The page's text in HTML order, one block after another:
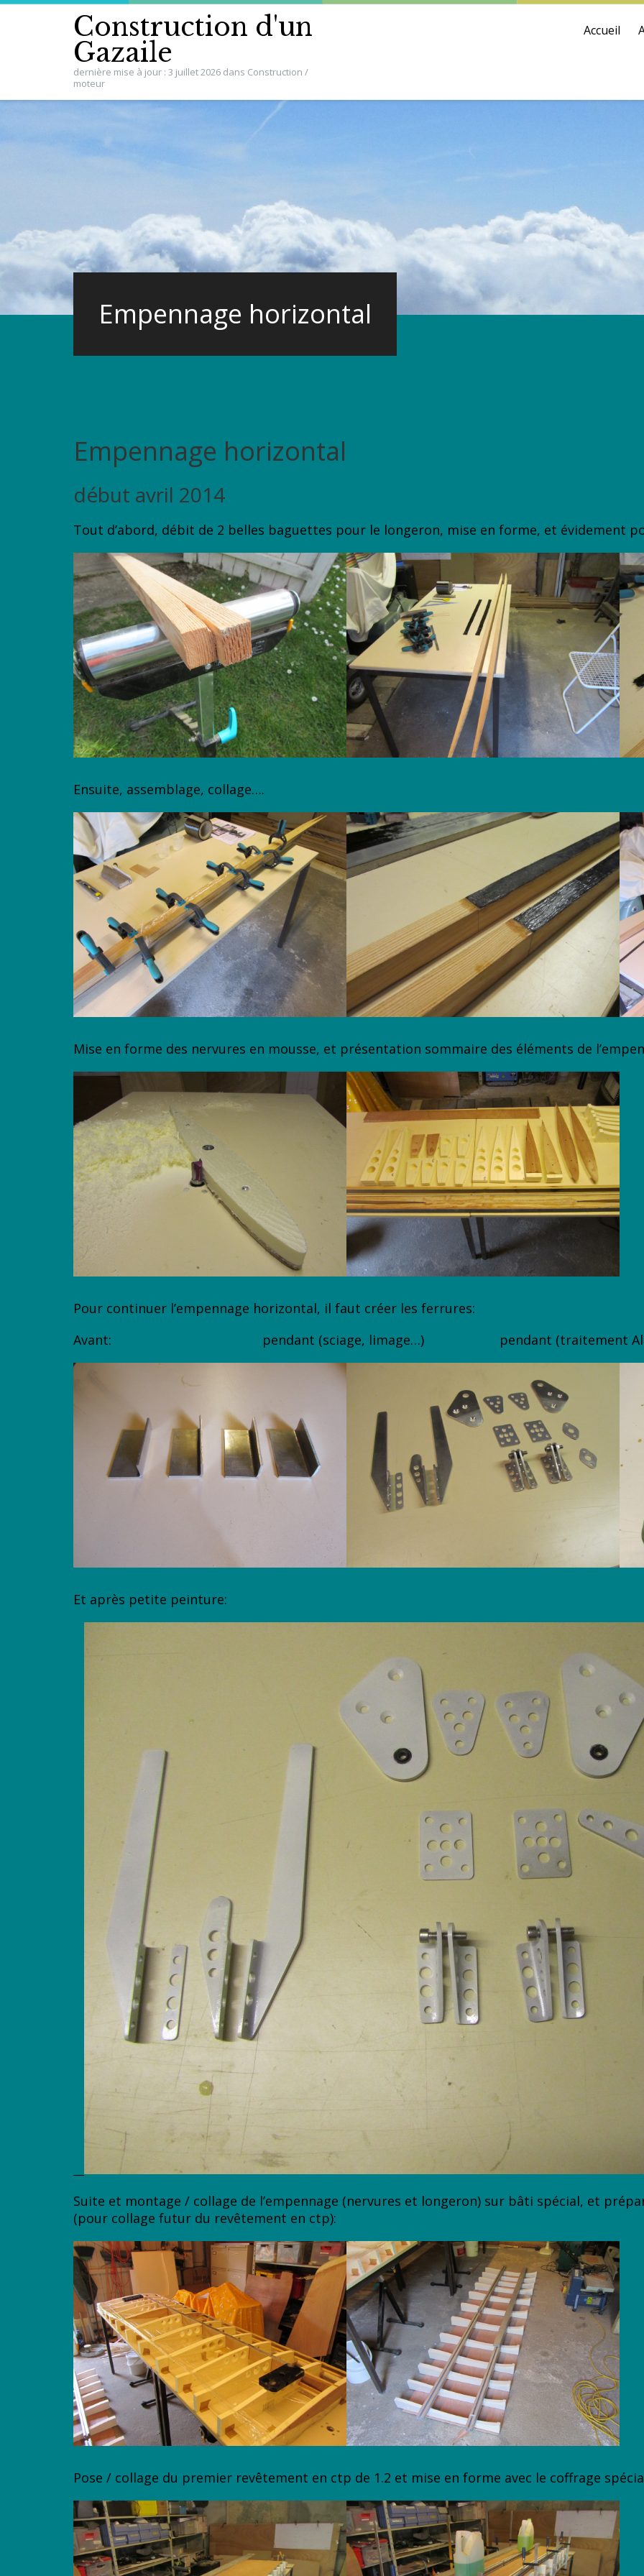
Construction d'un
Gazaile
dernière mise à jour : 3 juillet 2026 dans Construction /
moteur
Accueil
Empennage horizontal
Empennage horizontal
début avril 2014
Tout d’abord, débit de 2 belles baguettes pour le longeron, mise en forme, et évidement
Ensuite, assemblage, collage….
Mise en forme des nervures en mousse, et présentation sommaire des éléments de
Pour continuer l’empennage horizontal, il faut créer les ferrures:
Avant: pendant (sciage, limage…) pendant (traitement
Et après petite peinture:
Suite et montage / collage de l’empennage (nervures et longeron) sur bâti spécial, et
(pour collage futur du revêtement en ctp):
Pose / collage du premier revêtement en ctp de 1.2 et mise en forme avec le coffrage